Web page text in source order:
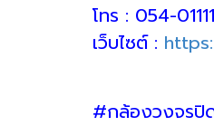
โทร : 054-
เว็บไซต์ :
#กล้องวงจรปิ